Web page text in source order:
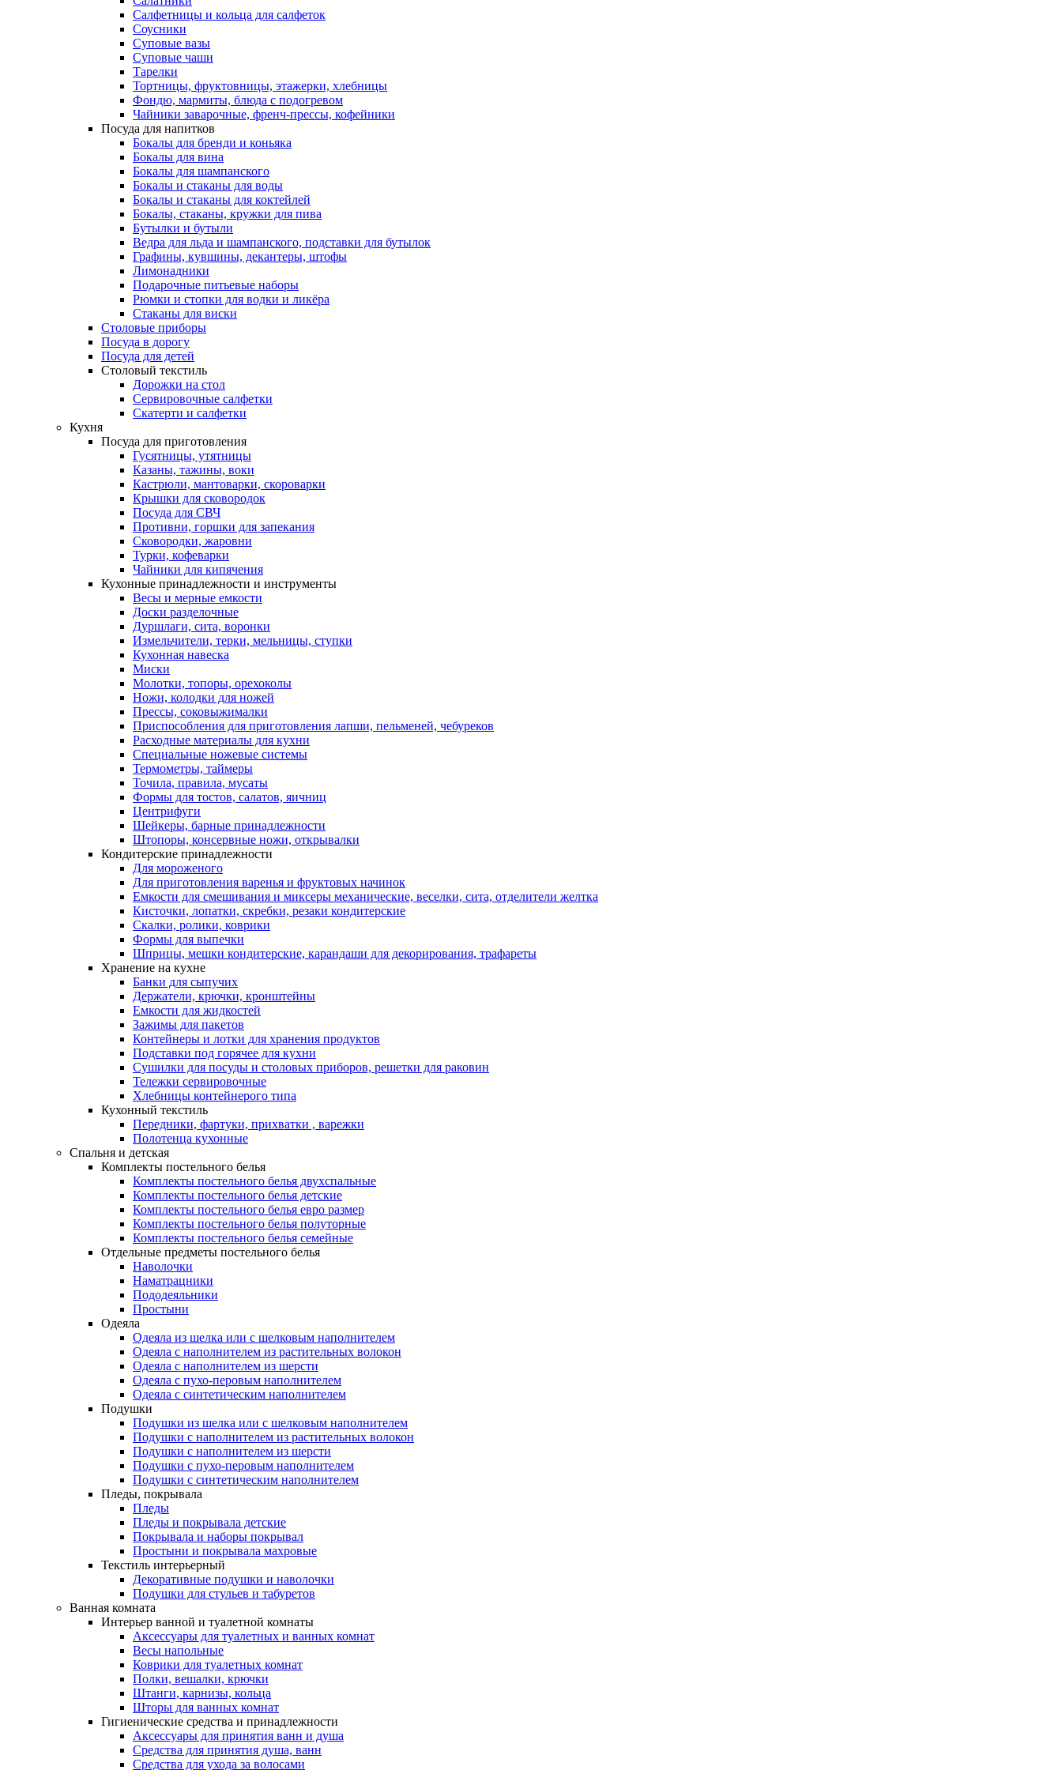
Салфетницы и кольца для салфеток
Соусники
Суповые вазы
Суповые чаши
Тарелки
Тортницы, фруктовницы, этажерки, хлебницы
Фондю, мармиты, блюда с подогревом
Чайники заварочные, френч-прессы, кофейники
Посуда для напитков
Бокалы для бренди и коньяка
Бокалы для вина
Бокалы для шампанского
Бокалы и стаканы для воды
Бокалы и стаканы для коктейлей
Бокалы, стаканы, кружки для пива
Бутылки и бутыли
Ведра для льда и шампанского, подставки для бутылок
Графины, кувшины, декантеры, штофы
Лимонадники
Подарочные питьевые наборы
Рюмки и стопки для водки и ликёра
Стаканы для виски
Столовые приборы
Посуда в дорогу
Посуда для детей
Столовый текстиль
Дорожки на стол
Сервировочные салфетки
Скатерти и салфетки
Кухня
Посуда для приготовления
Гусятницы, утятницы
Казаны, тажины, воки
Кастрюли, мантоварки, скороварки
Крышки для сковородок
Посуда для СВЧ
Противни, горшки для запекания
Сковородки, жаровни
Турки, кофеварки
Чайники для кипячения
Кухонные принадлежности и инструменты
Весы и мерные емкости
Доски разделочные
Дуршлаги, сита, воронки
Измельчители, терки, мельницы, ступки
Кухонная навеска
Миски
Молотки, топоры, орехоколы
Ножи, колодки для ножей
Прессы, соковыжималки
Приспособления для приготовления лапши, пельменей, чебуреков
Расходные материалы для кухни
Специальные ножевые системы
Термометры, таймеры
Точила, правила, мусаты
Формы для тостов, салатов, яичниц
Центрифуги
Шейкеры, барные принадлежности
Штопоры, консервные ножи, открывалки
Кондитерские принадлежности
Для мороженого
Для приготовления варенья и фруктовых начинок
Емкости для смешивания и миксеры механические, веселки, сита, отделители желтка
Кисточки, лопатки, скребки, резаки кондитерские
Скалки, ролики, коврики
Формы для выпечки
Шприцы, мешки кондитерские, карандаши для декорирования, трафареты
Хранение на кухне
Банки для сыпучих
Держатели, крючки, кронштейны
Емкости для жидкостей
Зажимы для пакетов
Контейнеры и лотки для хранения продуктов
Подставки под горячее для кухни
Сушилки для посуды и столовых приборов, решетки для раковин
Тележки сервировочные
Хлебницы контейнерого типа
Кухонный текстиль
Передники, фартуки, прихватки , варежки
Полотенца кухонные
Спальня и детская
Комплекты постельного белья
Комплекты постельного белья двухспальные
Комплекты постельного белья детские
Комплекты постельного белья евро размер
Комплекты постельного белья полуторные
Комплекты постельного белья семейные
Отдельные предметы постельного белья
Наволочки
Наматрацники
Пододеяльники
Простыни
Одеяла
Одеяла из шелка или с шелковым наполнителем
Одеяла с наполнителем из растительных волокон
Одеяла с наполнителем из шерсти
Одеяла с пухо-перовым наполнителем
Одеяла с синтетическим наполнителем
Подушки
Подушки из шелка или с шелковым наполнителем
Подушки с наполнителем из растительных волокон
Подушки с наполнителем из шерсти
Подушки с пухо-перовым наполнителем
Подушки с синтетическим наполнителем
Пледы, покрывала
Пледы
Пледы и покрывала детские
Покрывала и наборы покрывал
Простыни и покрывала махровые
Текстиль интерьерный
Декоративные подушки и наволочки
Подушки для стульев и табуретов
Ванная комната
Интерьер ванной и туалетной комнаты
Аксессуары для туалетных и ванных комнат
Весы напольные
Коврики для туалетных комнат
Полки, вешалки, крючки
Штанги, карнизы, кольца
Шторы для ванных комнат
Гигиенические средства и принадлежности
Аксессуары для принятия ванн и душа
Средства для принятия душа, ванн
Средства для ухода за волосами